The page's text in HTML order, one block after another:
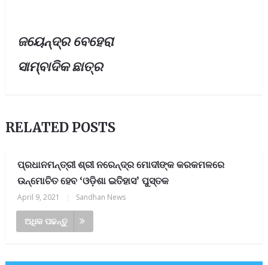
ଜୟେନ୍ଦ୍ର ବେହେରା
ସାମ୍ବାଦିକ ଛାତ୍ର
RELATED POSTS
ପ୍ରଧାନମନ୍ତ୍ରୀ ଶ୍ରୀ ନରେନ୍ଦ୍ର ମୋଦୀଙ୍କ କରକମଳରେ
ଉନ୍ମୋଚିତ ହେବ ‘ଓଡ଼ିଶା ଇତିହାସ’ ପୁସ୍ତକ
April 9, 2021 Sandhan News
ଅଧିକ ପଢନ୍ତୁ